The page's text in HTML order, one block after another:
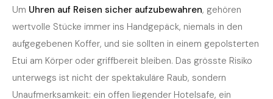
Uhren sicher auf Reisen aufbewahren —
Tipps für unterwegs
Um Uhren auf Reisen sicher aufzubewahren, gehören
wertvolle Stücke immer ins Handgepäck, niemals in den
aufgegebenen Koffer, und sie sollten in einem gepolsterten
Etui am Körper oder griffbereit bleiben. Das grösste Risiko
unterwegs ist nicht der spektakuläre Raub, sondern
Unaufmerksamkeit: ein offen liegender Hotelsafe, ein